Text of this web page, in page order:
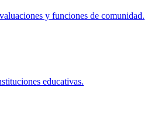
y funciones de comunidad.
educativas.